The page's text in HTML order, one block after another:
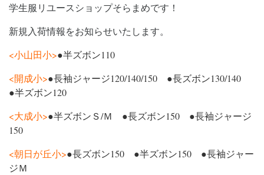
学生服リユースショップそらまめです！
新規入荷情報をお知らせいたします。
<小山田小>●半ズボン110
<開成小>●長袖ジャージ120/140/150 ●長ズボン130/140
●半ズボン120
<大成小>●半ズボンＳ/Ｍ ●長ズボン150 ●長袖ジャージ
150
<朝日が丘小>●長ズボン150 ●半ズボン150 ●長袖ジャー
ジＭ